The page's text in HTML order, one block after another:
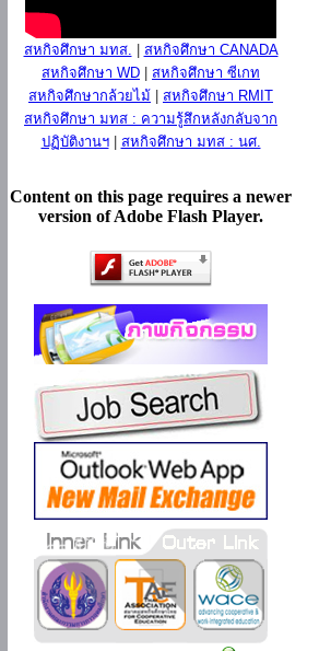
สหกิจศึกษา มทส.
สหกิจศึกษา CANADA
สหกิจศึกษา WD
สหกิจศึกษา ซีเกท
สหกิจศึกษากล้วยไม้
สหกิจศึกษา RMIT
สหกิจศึกษา มทส : ความรู้สึกหลังกลับจาก
ปฏิบัติงานฯ| สหกิจศึกษา มทส : นศ.
Content on this page requires a newer
version of Adobe Flash Player.